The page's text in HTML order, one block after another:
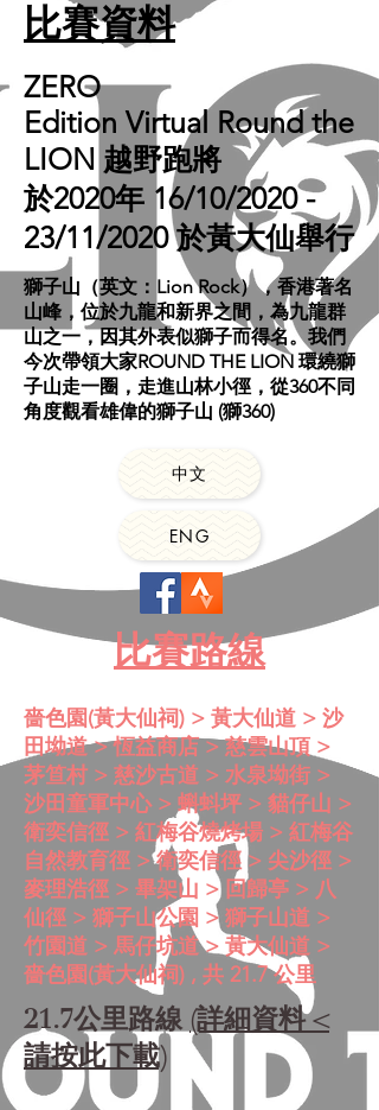
比賽資料
ZERO
Edition Virtual Round the
LION 越野跑將
於2020年 16/10/2020 -
23/11/2020 於黃大仙舉行
獅子山（英文：Lion Rock），香港著名
山峰，位於九龍和新界之間，為九龍群
山之一，因其外表似獅子而得名。我們
今次帶領大家ROUND THE LION 環繞獅
子山走一圈，走進山林小徑，從360不同
角度觀看雄偉的獅子山 (獅360)
中文
ENG
比賽路線
嗇色園(黃大仙祠) > 黃大仙道 > 沙
田坳道 > 恆益商店 >慈雲山頂 >
茅笪村 > 慈沙古道 > 水泉坳街 >
沙田童軍中心 > 蝌蚪坪 > 貓仔山 >
衛奕信徑 > 紅梅谷燒烤場 > 紅梅谷
自然教育徑 > 衛奕信徑 > 尖沙徑 >
麥理浩徑 > 畢架山 > 回歸亭 > 八
仙徑 > 獅子山公園 > 獅子山道 >
竹園道 > 馬仔坑道 > 黃大仙道 >
嗇色園(黃大仙祠) , 共 21.7 公里
21.7公里路線 (詳細資料 <
請按此下載)